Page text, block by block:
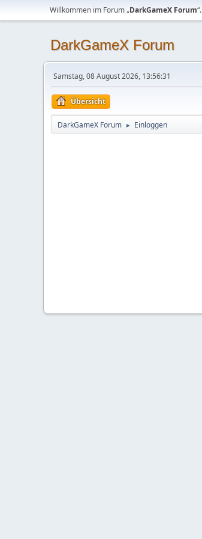
Willkommen im Forum „DarkGameX Forum“.
DarkGameX Forum
Samstag, 08 August 2026, 13:56:31
Übersicht
DarkGameX Forum ► Einloggen